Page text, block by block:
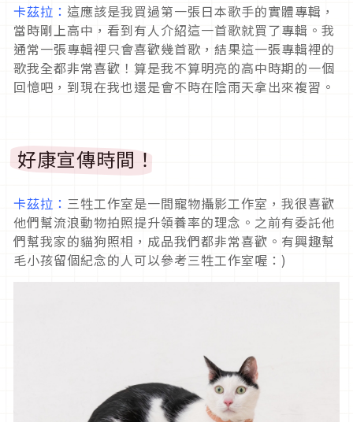
卡茲拉： 這應該是我買過第一張日本歌手的實體專輯，
當時剛上高中，看到有人介紹這一首歌就買了專輯。我
通常一張專輯裡只會喜歡幾首歌，結果這一張專輯裡的
歌我全都非常喜歡！算是我不算明亮的高中時期的一個
回憶吧，到現在我也還是會不時在陰雨天拿出來複習。
好康宣傳時間！
卡茲拉： 三牲工作室是一間寵物攝影工作室，我很喜歡
他們幫流浪動物拍照提升領養率的理念。之前有委託他
們幫我家的貓狗照相，成品我們都非常喜歡。有興趣幫
毛小孩留個紀念的人可以參考三牲工作室喔：)